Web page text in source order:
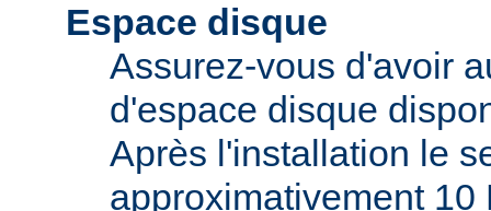
Espace disque
Assurez-vous d'avoir
d'espace disque
Après l'installation le
approximativement